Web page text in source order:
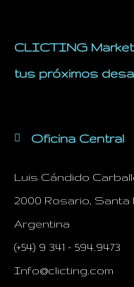
CLICTING
tus próximos
Oficina Central
Luis Cándido
2000 Rosario, Santa
Argentina
(+54) 9 341 – 594.9473
Info@clicting.com